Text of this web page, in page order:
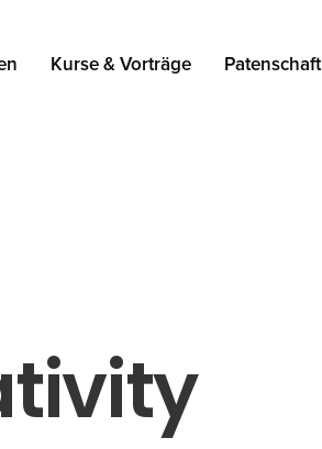
Kurse & Vorträge Patenschaft